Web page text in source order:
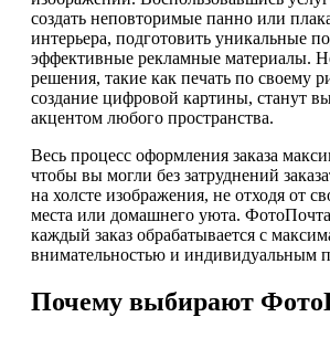
создать неповторимые панно или
интерьера, подготовить уникальные
эффективные рекламные материалы.
решения, такие как печать по своему
создание цифровой картины, станут
акцентом любого пространства.
Весь процесс оформления заказа
чтобы вы могли без затруднений
на холсте изображения, не отходя от
места или домашнего уюта. ФотоПочта
каждый заказ обрабатывается с
внимательностью и индивидуальным
Почему выбирают